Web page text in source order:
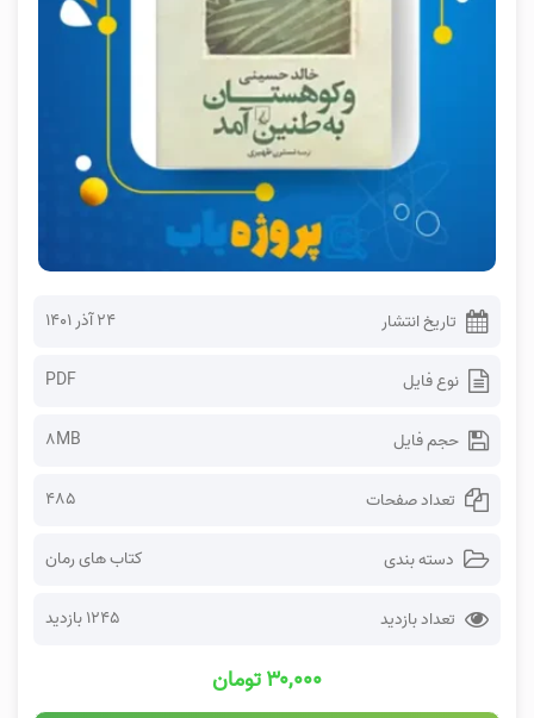
تاریخ انتشار ۲۴ آذر ۱۴۰۱
نوع فایل PDF
حجم فایل 8MB
تعداد صفحات 485
دسته بندی کتاب های رمان
تعداد بازدید 1245 بازدید
۳۰,۰۰۰ تومان